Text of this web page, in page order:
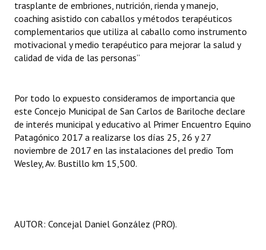
Huéspedes de Honor - Registro
Antiguos Pobladores - Registro
Reconocimientos - Registro
Entrega de distinciones
REFORMA DE LA CARTA ORGÁNICA
trasplante de embriones, nutrición, rienda y manejo,
coaching asistido con caballos y métodos terapéuticos
complementarios que utiliza al caballo como instrumento
motivacional y medio terapéutico para mejorar la salud y
calidad de vida de las personas”
Por todo lo expuesto consideramos de importancia que
este Concejo Municipal de San Carlos de Bariloche declare
de interés municipal y educativo al Primer Encuentro Equino
Patagónico 2017 a realizarse los días 25, 26 y 27
noviembre de 2017 en las instalaciones del predio Tom
Wesley, Av. Bustillo km 15,500.
AUTOR: Concejal Daniel González (PRO).